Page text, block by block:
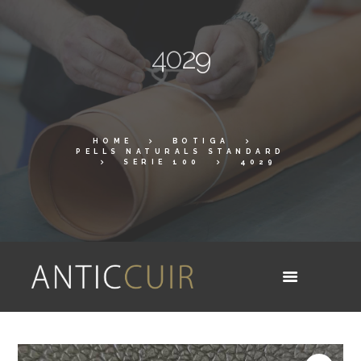
4029
HOME
BOTIGA
PELLS NATURALS STANDARD
SERIE 100
4029